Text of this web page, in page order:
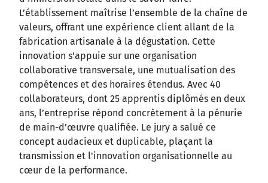
L’établissement maîtrise l’ensemble de la chaîne de
valeurs, offrant une expérience client allant de la
fabrication artisanale à la dégustation. Cette
innovation s'appuie sur une organisation
collaborative transversale, une mutualisation des
compétences et des horaires étendus. Avec 40
collaborateurs, dont 25 apprentis diplômés en deux
ans, l’entreprise répond concrètement à la pénurie
de main-d’œuvre qualifiée. Le jury a salué ce
concept audacieux et duplicable, plaçant la
transmission et l'innovation organisationnelle au
cœur de la performance.